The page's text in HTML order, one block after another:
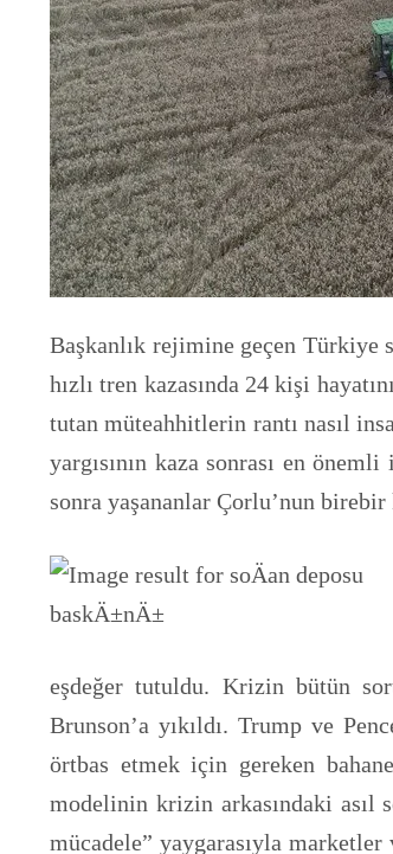
Başkanlık rejimine geçen Türkiye
hızlı tren kazasında 24 kişi
tutan müteahhitlerin rantı nasıl
yargısının kaza sonrası en
sonra yaşananlar Çorlu’nun birebir
eşdeğer tutuldu. Krizin bütün
Brunson’a yıkıldı. Trump ve
örtbas etmek için gereken
modelinin krizin arkasındaki asıl
mücadele” yaygarasıyla